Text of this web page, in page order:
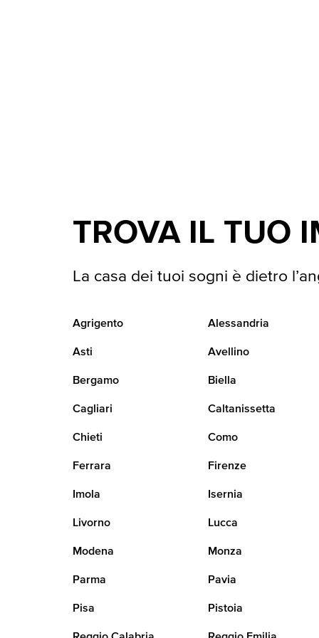
TROVA IL TUO
La casa dei tuoi sogni è dietro
Agrigento Alessandria
Asti Avellino
Bergamo Biella
Cagliari Caltanissetta
Chieti Como
Ferrara Firenze
Imola Isernia
Livorno Lucca
Modena Monza
Parma Pavia
Pisa Pistoia